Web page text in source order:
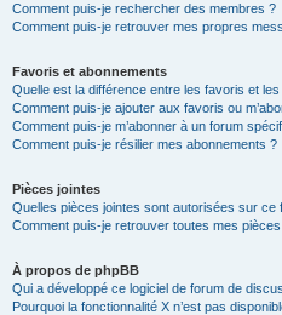
Comment puis-je rechercher des membres ?
Comment puis-je retrouver mes propres
Favoris et abonnements
Quelle est la différence entre les favoris et
Comment puis-je ajouter aux favoris ou
Comment puis-je m’abonner à un forum
Comment puis-je résilier mes abonnements ?
Pièces jointes
Quelles pièces jointes sont autorisées sur ce
Comment puis-je retrouver toutes mes
À propos de phpBB
Qui a développé ce logiciel de forum de
Pourquoi la fonctionnalité X n’est pas